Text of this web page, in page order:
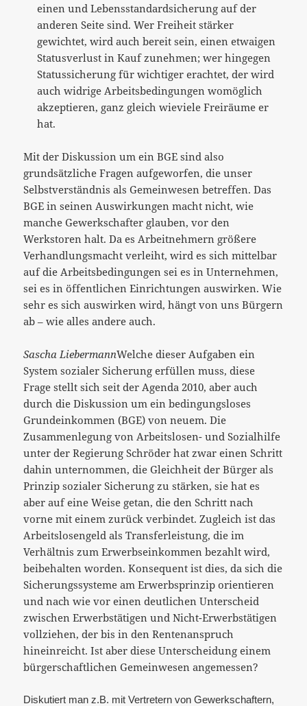
einen und Lebensstandardsicherung auf der
anderen Seite sind. Wer Freiheit stärker
gewichtet, wird auch bereit sein, einen etwaigen
Statusverlust in Kauf zunehmen; wer hingegen
Statussicherung für wichtiger erachtet, der wird
auch widrige Arbeitsbedingungen womöglich
akzeptieren, ganz gleich wieviele Freiräume er
hat.
Mit der Diskussion um ein BGE sind also
grundsätzliche Fragen aufgeworfen, die unser
Selbstverständnis als Gemeinwesen betreffen. Das
BGE in seinen Auswirkungen macht nicht, wie
manche Gewerkschafter glauben, vor den
Werkstoren halt. Da es Arbeitnehmern größere
Verhandlungsmacht verleiht, wird es sich mittelbar
auf die Arbeitsbedingungen sei es in Unternehmen,
sei es in öffentlichen Einrichtungen auswirken. Wie
sehr es sich auswirken wird, hängt von uns Bürgern
ab – wie alles andere auch.
Sascha LiebermannWelche dieser Aufgaben ein
System sozialer Sicherung erfüllen muss, diese
Frage stellt sich seit der Agenda 2010, aber auch
durch die Diskussion um ein bedingungsloses
Grundeinkommen (BGE) von neuem. Die
Zusammenlegung von Arbeitslosen- und Sozialhilfe
unter der Regierung Schröder hat zwar einen Schritt
dahin unternommen, die Gleichheit der Bürger als
Prinzip sozialer Sicherung zu stärken, sie hat es
aber auf eine Weise getan, die den Schritt nach
vorne mit einem zurück verbindet. Zugleich ist das
Arbeitslosengeld als Transferleistung, die im
Verhältnis zum Erwerbseinkommen bezahlt wird,
beibehalten worden. Konsequent ist dies, da sich die
Sicherungssysteme am Erwerbsprinzip orientieren
und nach wie vor einen deutlichen Unterscheid
zwischen Erwerbstätigen und Nicht-Erwerbstätigen
vollziehen, der bis in den Rentenanspruch
hineinreicht. Ist aber diese Unterscheidung einem
bürgerschaftlichen Gemeinwesen angemessen?
Diskutiert man z.B. mit Vertretern von Gewerkschaftern,